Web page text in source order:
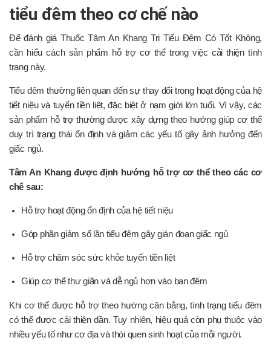
tiểu đêm theo cơ chế nào
Để đánh giá Thuốc Tâm An Khang Trị Tiểu Đêm Có Tốt Không,
cần hiểu cách sản phẩm hỗ trợ cơ thể trong việc cải thiện tình
trạng này.
Tiểu đêm thường liên quan đến sự thay đổi trong hoạt động của hệ
tiết niệu và tuyến tiền liệt, đặc biệt ở nam giới lớn tuổi. Vì vậy, các
sản phẩm hỗ trợ thường được xây dựng theo hướng giúp cơ thể
duy trì trạng thái ổn định và giảm các yếu tố gây ảnh hưởng đến
giấc ngủ.
Tâm An Khang được định hướng hỗ trợ cơ thể theo các cơ
chế sau:
Hỗ trợ hoạt động ổn định của hệ tiết niệu
Góp phần giảm số lần tiểu đêm gây gián đoạn giấc ngủ
Hỗ trợ chăm sóc sức khỏe tuyến tiền liệt
Giúp cơ thể thư giãn và dễ ngủ hơn vào ban đêm
Khi cơ thể được hỗ trợ theo hướng cân bằng, tình trạng tiểu đêm
có thể được cải thiện dần. Tuy nhiên, hiệu quả còn phụ thuộc vào
nhiều yếu tố như cơ địa và thói quen sinh hoạt của mỗi người.